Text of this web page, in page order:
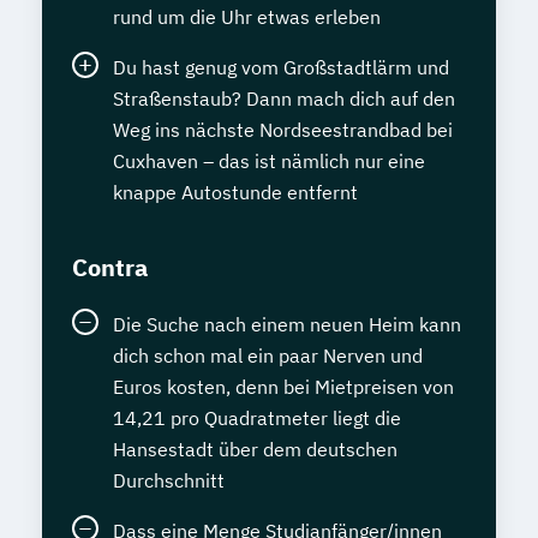
rund um die Uhr etwas erleben
Du hast genug vom Großstadtlärm und
Straßenstaub? Dann mach dich auf den
Weg ins nächste Nordseestrandbad bei
Cuxhaven – das ist nämlich nur eine
knappe Autostunde entfernt
Contra
Die Suche nach einem neuen Heim kann
dich schon mal ein paar Nerven und
Euros kosten, denn bei Mietpreisen von
14,21 pro Quadratmeter liegt die
Hansestadt über dem deutschen
Durchschnitt
Dass eine Menge Studianfänger/innen